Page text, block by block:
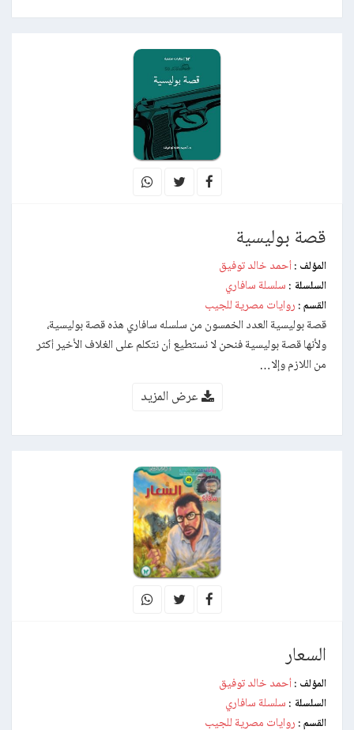
قصة بوليسية
المؤلف : أحمد خالد توفيق
السلسلة : سلسلة سافاري
القسم : روايات مصرية للجيب
قصة بوليسية العدد الخمسون من سلسله سافاري هذه قصة بوليسية،
ولأنها قصة بوليسية فنحن لا نستطيع أن نتكلم على الغلاف الأخير أكثر
من اللازم وإلا…
عرض المزيد
السعار
المؤلف : أحمد خالد توفيق
السلسلة : سلسلة سافاري
القسم : روايات مصرية للجيب